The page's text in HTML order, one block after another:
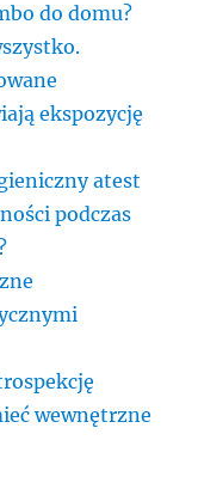
do domu?
ekspozycję
atest
podczas
wewnętrzne